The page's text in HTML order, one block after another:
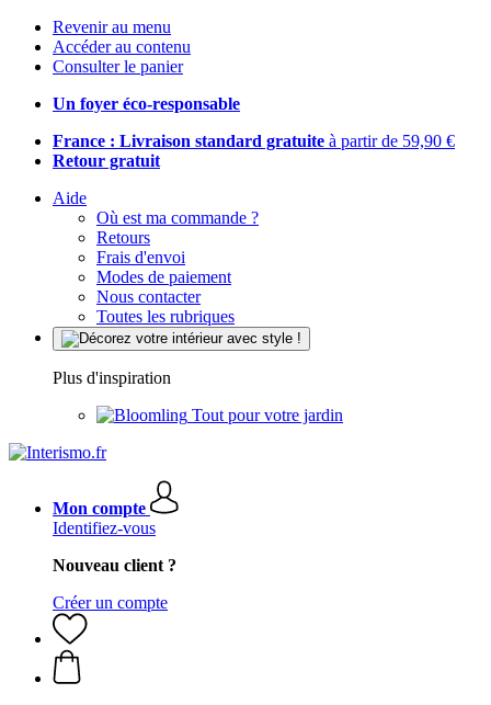
Revenir au menu
Accéder au contenu
Consulter le panier
Un foyer éco-responsable
France : Livraison standard gratuite à partir de 59,90 €
Retour gratuit
Aide
Où est ma commande ?
Retours
Frais d'envoi
Modes de paiement
Nous contacter
Toutes les rubriques
Plus d'inspiration
Tout pour votre jardin
Mon compte
Identifiez-vous
Nouveau client ?
Créer un compte